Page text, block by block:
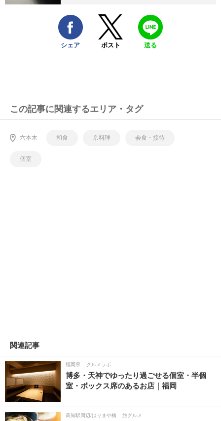
シェア ポスト 送る
この記事に関連するエリア・タグ
六本木 和食 京料理 会食・接待
個室
関連記事
福岡県 グルメラボ
博多・天神でゆったり過ごせる個室・半個
室・ボックス席のあるお店｜福岡
高知駅周辺/はりまや橋 旅グルメ